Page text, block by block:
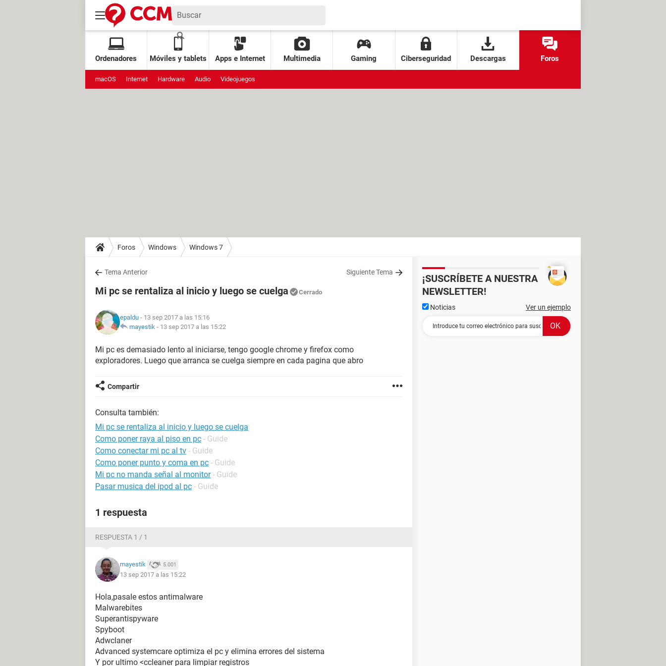
Ordenadores Móviles y tablets Apps e Internet Multimedia Gaming Ciberseguridad Descargas Foros
macOS Internet Hardware Audio Videojuegos
Foros Windows Windows 7
Tema Anterior Siguiente Tema
Mi pc se rentaliza al inicio y luego se cuelga Cerrado
epaldu - 13 sep 2017 a las 15:16
mayestik - 13 sep 2017 a las 15:22
Mi pc es demasiado lento al iniciarse, tengo google chrome y firefox como
exploradores. Luego que arranca se cuelga siempre en cada pagina que abro
Compartir
Consulta también:
Mi pc se rentaliza al inicio y luego se cuelga
Como poner raya al piso en pc - Guide
Como conectar mi pc al tv - Guide
Como poner punto y coma en pc - Guide
Mi pc no manda señal al monitor - Guide
Pasar musica del ipod al pc - Guide
1 respuesta
RESPUESTA 1 / 1
mayestik 5.001
13 sep 2017 a las 15:22
Hola,pasale estos antimalware
Malwarebites
Superantispyware
Spyboot
Adwclaner
Advanced systemcare optimiza el pc y elimina errores del sistema
Y por ultimo <ccleaner para limpiar registros
¡SUSCRÍBETE A NUESTRA
NEWSLETTER!
Noticias Ver un ejemplo